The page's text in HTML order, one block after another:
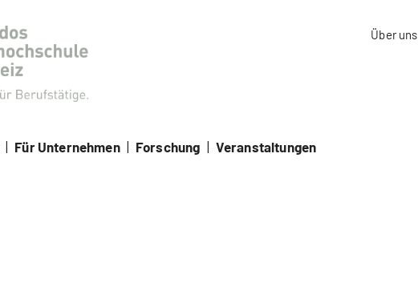
Über uns
Für Unternehmen Forschung Veranstaltungen